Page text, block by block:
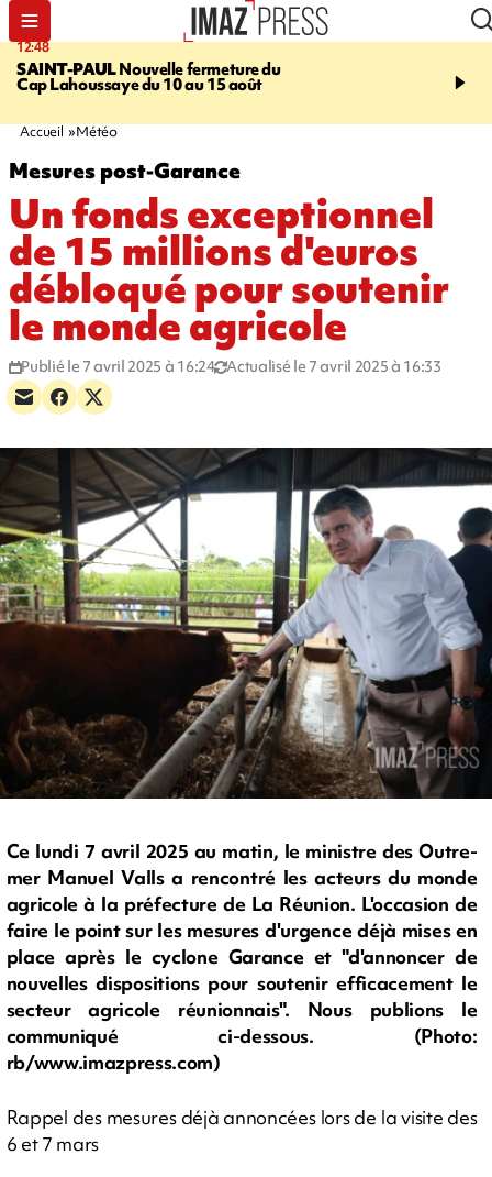
12:48
SAINT-PAULNouvelle fermeture du
Cap Lahoussaye du 10 au 15 août
14:23
massif de migrants, la
Accueil Météo
Mesures post-Garance
Un fonds exceptionnel
de 15 millions d'euros
débloqué pour soutenir
le monde agricole
Publié le 7 avril 2025 à 16:24 Actualisé le 7 avril 2025 à 16:33
Ce lundi 7 avril 2025 au matin, le ministre des Outre-
mer Manuel Valls a rencontré les acteurs du monde
agricole à la préfecture de La Réunion. L'occasion de
faire le point sur les mesures d'urgence déjà mises en
place après le cyclone Garance et "d'annoncer de
nouvelles dispositions pour soutenir efficacement le
secteur agricole réunionnais". Nous publions le
communiqué ci-dessous. (Photo:
rb/www.imazpress.com)
Rappel des mesures déjà annoncées lors de la visite des
6 et 7 mars